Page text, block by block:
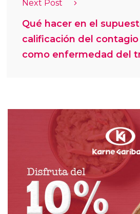
Next Post
Qué hacer en el
calificación del contagio
como enfermedad del